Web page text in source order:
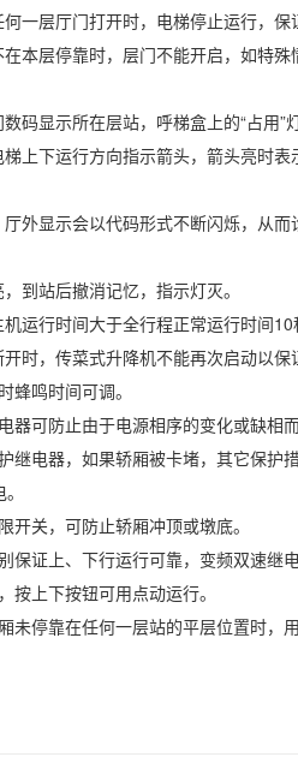
一层厅门打开时，电梯停止运行，保
本层停靠时，层门不能开启，如特
显示所在层站，呼梯盒上的“占用”
上下运行方向指示箭头，箭头亮时
外显示会以代码形式不断闪烁，从
到站后撤消记忆，指示灯灭。
运行时间大于全行程正常运行时间10
时，传菜式升降机不能再次启动以保
鸣时间可调。
可防止由于电源相序的变化或缺相
继电器，如果轿厢被卡堵，其它保护
关，可防止轿厢冲顶或墩底。
证上、下行运行可靠，变频双速继电
上下按钮可用点动运行。
未停靠在任何一层站的平层位置时，